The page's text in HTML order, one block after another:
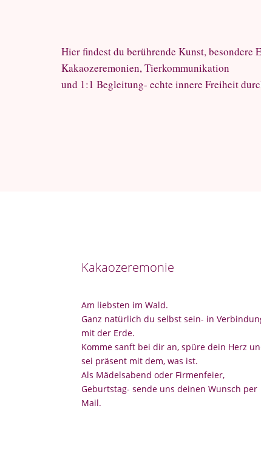
Hier findest du berührende Kunst, besondere
Kakaozeremonien, Tierkommunikation
und 1:1 Begleitung- echte innere Freiheit
Kakaozeremonie
Am liebsten im Wald.
Ganz natürlich du selbst sein- in
mit der Erde.
Komme sanft bei dir an, spüre dein Herz
sei präsent mit dem, was ist.
Als Mädelsabend oder Firmenfeier,
Geburtstag- sende uns deinen Wunsch per
Mail.